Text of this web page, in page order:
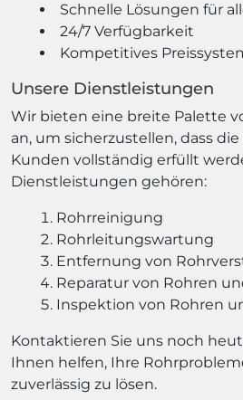
Schnelle Lösungen für
24/7 Verfügbarkeit
Kompetitives
Unsere Dienstleistungen
Wir bieten eine breite Palette
an, um sicherzustellen, dass
Kunden vollständig erfüllt
Dienstleistungen gehören:
Rohrreinigung
Rohrleitungswartung
Entfernung von
Reparatur von Rohren
Inspektion von Rohren
Kontaktieren Sie uns noch
Ihnen helfen, Ihre
zuverlässig zu lösen.